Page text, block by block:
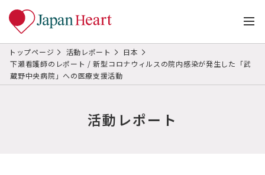
トップページ 活動レポート
日本
下瀬看護師のレポート / 新型コロナウィルスの院内感染が発生した「武
蔵野中央病院」への医療支援活動
活動レポート